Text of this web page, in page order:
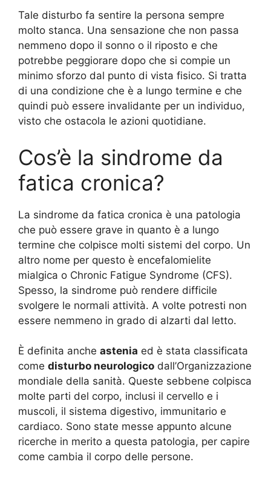
Tale disturbo fa sentire la persona sempre
molto stanca. Una sensazione che non passa
nemmeno dopo il sonno o il riposto e che
potrebbe peggiorare dopo che si compie un
minimo sforzo dal punto di vista fisico. Si tratta
di una condizione che è a lungo termine e che
quindi può essere invalidante per un individuo,
visto che ostacola le azioni quotidiane.
Cos’è la sindrome da
fatica cronica?
La sindrome da fatica cronica è una patologia
che può essere grave in quanto è a lungo
termine che colpisce molti sistemi del corpo. Un
altro nome per questo è encefalomielite
mialgica o Chronic Fatigue Syndrome (CFS).
Spesso, la sindrome può rendere difficile
svolgere le normali attività. A volte potresti non
essere nemmeno in grado di alzarti dal letto.
È definita anche astenia ed è stata classificata
come disturbo neurologico dall’Organizzazione
mondiale della sanità. Queste sebbene colpisca
molte parti del corpo, inclusi il cervello e i
muscoli, il sistema digestivo, immunitario e
cardiaco. Sono state messe appunto alcune
ricerche in merito a questa patologia, per capire
come cambia il corpo delle persone.